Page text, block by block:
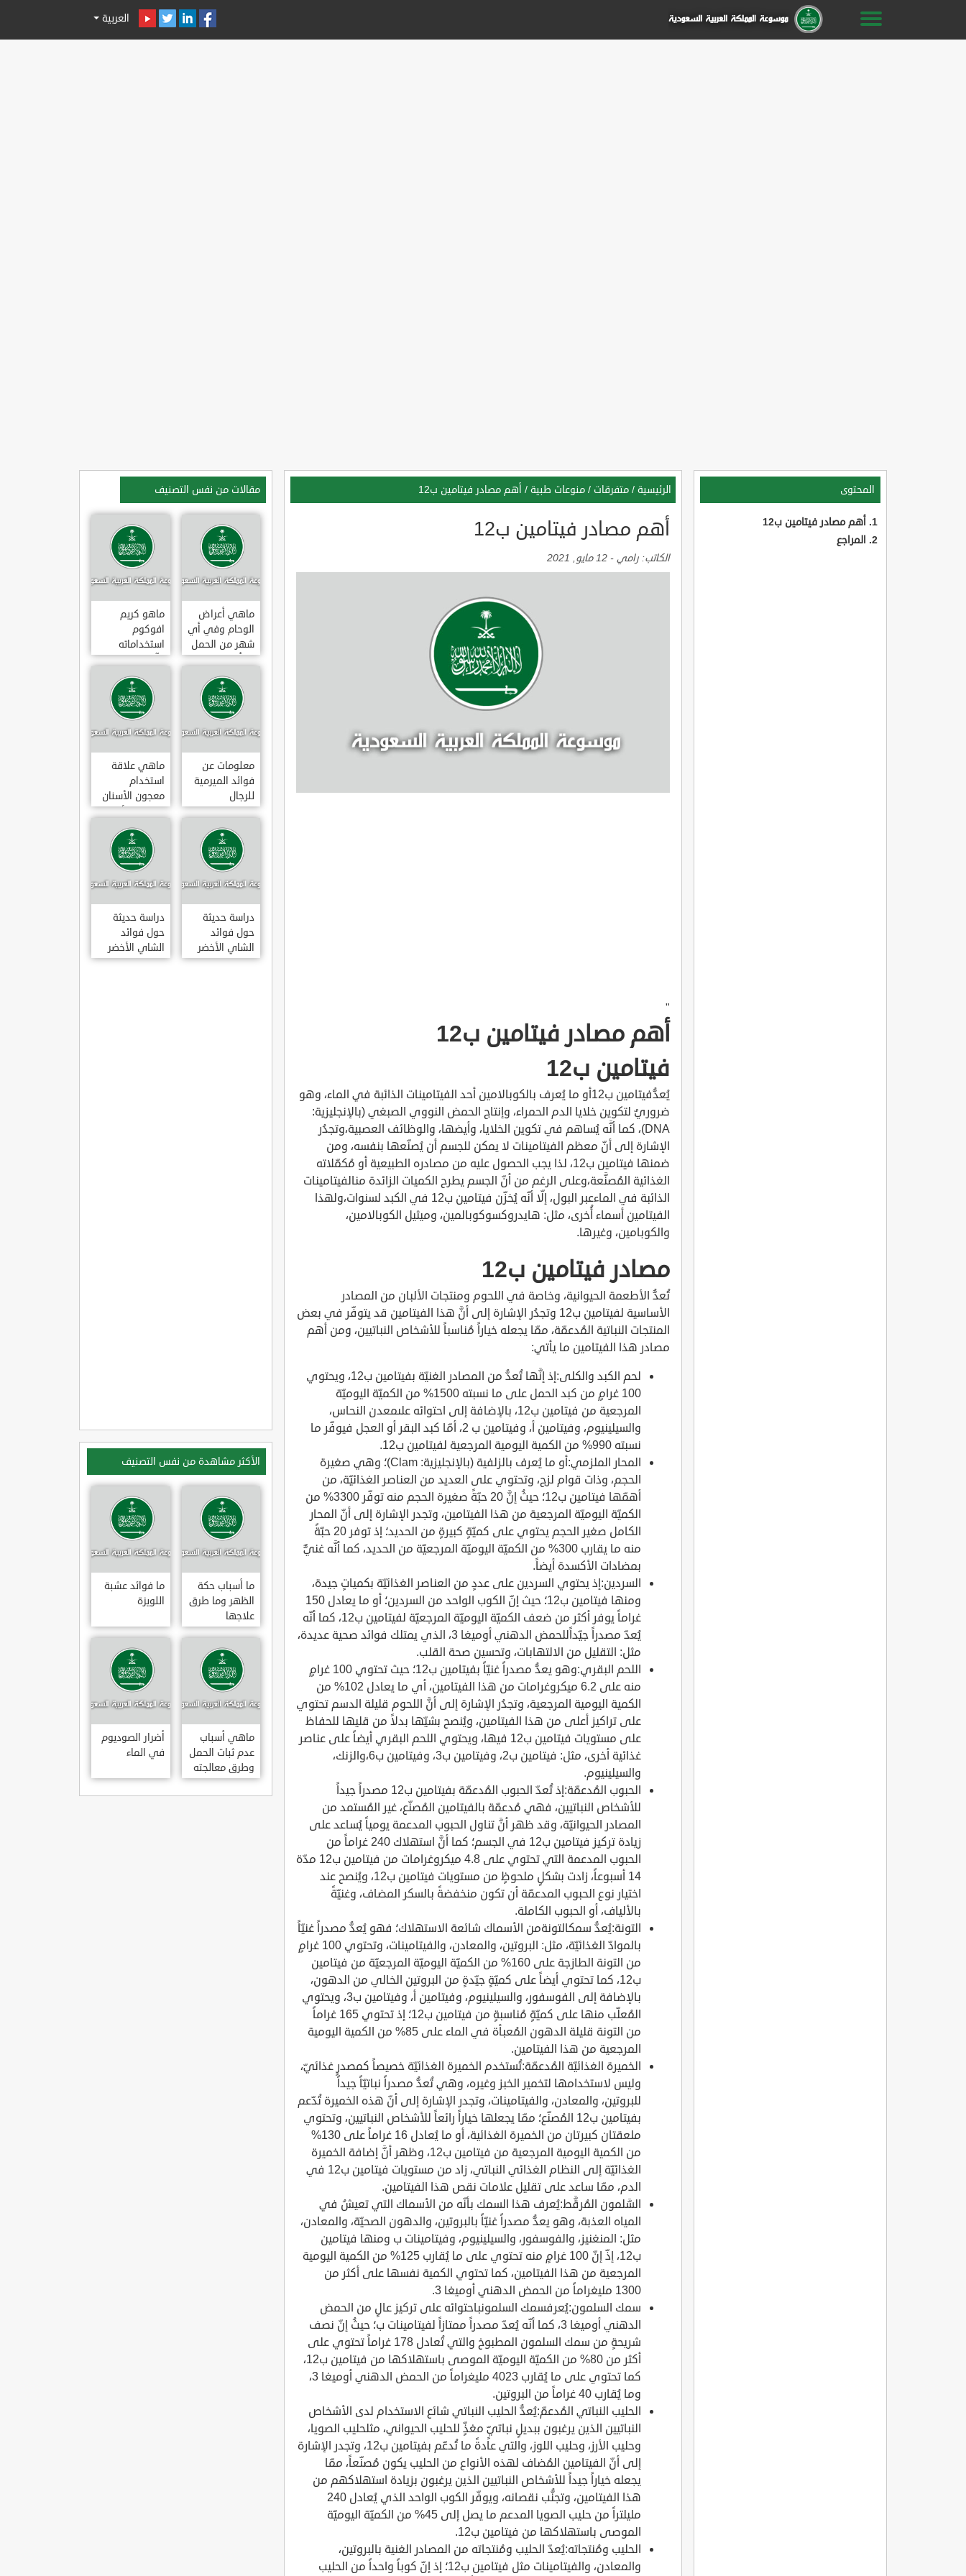
العربية
المحتوى
أهم مصادر فيتامين ب12
المراجع
الرئيسية / متفرقات / منوعات طبية / أهم مصادر فيتامين ب12
أهم مصادر فيتامين ب12
الكاتب: رامي - 12 مايو, 2021
"
أهم مصادر فيتامين ب12
فيتامين ب12
يُعدُّفيتامين ب12أو ما يُعرف بالكوبالامين أحد الفيتامينات الذائبة في الماء، وهو
ضروريٌ لتكوين خلايا الدم الحمراء، وإنتاج الحمض النووي الصبغي (بالإنجليزية:
DNA)، كما أنَّه يُساهم في تكوين الخلايا، وأيضها، والوظائف العصبية،وتجدُر
الإشارة إلى أنّ معظم الفيتامينات لا يمكن للجسم أن يُصنّعها بنفسه، ومن
ضمنها فيتامين ب12، لذا يجب الحصول عليه من مصادره الطبيعية أو مُكمّلاته
الغذائية المُصنَّعة،وعلى الرغم من أنّ الجسم يطرح الكميات الزائدة منالفيتامينات
الذائبة في الماءعبر البول، إلّا أنّه يُخزّن فيتامين ب12 في الكبد لسنوات،ولهذا
الفيتامين أسماء أُخرى، مثل: هايدروكسوكوبالمين، وميثيل الكوبالامين،
والكوبامين، وغيرها.
مصادر فيتامين ب12
تُعدُّ الأطعمة الحيوانية، وخاصة في اللحوم ومنتجات الألبان من المصادر
الأساسية لفيتامين ب12 وتجدُر الإشارة إلى أنَّ هذا الفيتامين قد يتوفّر في بعض
المنتجات النباتية المُدعمّة، ممّا يجعله خياراً مُناسباً للأشخاص النباتيين، ومن أهم
مصادر هذا الفيتامين ما يأتي:
لحم الكبد والكلى:إذ إنَّها تُعدُّ من المصادر الغنيّة بفيتامين ب12، ويحتوي
100 غرامٍ من كبد الحمل على ما نسبته 1500% من الكميّة اليوميّة
المرجعية من فيتامين ب12، بالإضافة إلى احتوائه علىمعدن النحاس،
والسيلينيوم، وفيتامين أ، وفيتامين ب 2، أمّا كبد البقر أو العجل فيوفّر ما
نسبته 990% من الكمية اليومية المرجعية لفيتامين ب12.
المحار الملزمي:أو ما يُعرف بالزلفية (بالإنجليزية: Clam)؛ وهي صغيرة
الحجم، وذات قوام لزج، وتحتوي على العديد من العناصر الغذائيّة، من
أهمّها فيتامين ب12؛ حيثُ إنَّ 20 حبّةً صغيرة الحجم منه توفّر 3300% من
الكميّة اليوميّة المرجعية من هذا الفيتامين، وتجدر الإشارة إلى أنّ المحار
الكامل صغير الحجم يحتوي على كميّةٍ كبيرةٍ من الحديد؛ إذ توفر 20 حبّةً
منه ما يقارب 300% من الكميّة اليوميّة المرجعيّة من الحديد، كما أنَّه غنيٌّ
بمضادات الأكسدة أيضاً.
السردين:إذ يحتوي السردين على عددٍ من العناصر الغذائيّة بكمياتٍ جيدة،
ومنها فيتامين ب12؛ حيث إنّ الكوب الواحد من السردين؛ أو ما يعادل 150
غراماً يوفر أكثر من ضعف الكميّة اليوميّة المرجعيّة لفيتامين ب12، كما أنّه
يُعدّ مصدراً جيّداًللحمض الدهني أوميغا 3، الذي يمتلك فوائد صحية عديدة،
مثل: التقليل من الالتهابات، وتحسين صحة القلب.
اللحم البقري:وهو يعدُّ مصدراً غنيّاً بفيتامين ب12؛ حيث تحتوي 100 غرامٍ
منه على 6.2 ميكروغرامات من هذا الفيتامين، أي ما يعادل 102% من
الكمية اليومية المرجعية، وتجدُر الإشارة إلى أنَّ اللحوم قليلة الدسم تحتوي
على تراكيز أعلى من هذا الفيتامين، ويُنصح بشيّها بدلاً من قليها للحفاظ
على مستويات فيتامين ب12 فيها، ويحتوي اللحم البقري أيضاً على عناصر
غذائية أخرى، مثل: فيتامين ب2، وفيتامين ب3، وفيتامين ب6،والزنك،
والسيلينيوم.
الحبوب المُدعمّة:إذ تُعدّ الحبوب المُدعمّة بفيتامين ب12 مصدراً جيداً
للأشخاص النباتيين، فهي مُدعمّة بالفيتامين المُصنّع، غير المُستمد من
المصادر الحيوانيّة، وقد ظهر أنَّ تناول الحبوب المدعمة يومياً يُساعد على
زيادة تركيز فيتامين ب12 في الجسم؛ كما أنَّ استهلاك 240 غراماً من
الحبوب المدعمة التي تحتوي على 4.8 ميكروغرامات من فيتامين ب12 مدّة
14 أسبوعاً، زادت بشكلٍ ملحوظٍ من مستويات فيتامين ب12، ويُنصح عند
اختيار نوع الحبوب المدعمّة أن تكون منخفضةً بالسكر المضاف، وغنيّةً
بالألياف، أو الحبوب الكاملة.
التونة:يُعدُّ سمكالتونةمن الأسماك شائعة الاستهلاك؛ فهو يُعدُّ مصدراً غنيّاً
بالموادّ الغذائيّة، مثل: البروتين، والمعادن، والفيتامينات، وتحتوي 100 غرامٍ
من التونة الطازجة على 160% من الكميّة اليوميّة المرجعيّة من فيتامين
ب12، كما تحتوي أيضاً على كميّةٍ جيّدةٍ من البروتين الخالي من الدهون،
بالإضافة إلى الفوسفور، والسيلينيوم، وفيتامين أ، وفيتامين ب3، ويحتوي
المُعلّب منها على كميّةٍ مُناسبةٍ من فيتامين ب12؛ إذ تحتوي 165 غراماً
من التونة قليلة الدهون المُعبأة في الماء على 85% من الكمية اليومية
المرجعية من هذا الفيتامين.
الخميرة الغذائيّة المُدعمّة:تُستخدم الخميرة الغذائيّة خصيصاً كمصدرٍ غذائيّ،
وليس لاستخدامها لتخمير الخبز وغيره، وهي تُعدُّ مصدراً نباتيّاً جيداً
للبروتين، والمعادن، والفيتامينات، وتجدر الإشارة إلى أنّ هذه الخميرة تُدّعم
بفيتامين ب12 المُصنّع؛ ممّا يجعلها خياراً رائعاً للأشخاص النباتيين، وتحتوي
ملعقتان كبيرتان من الخميرة الغذائية، أو ما يُعادل 16 غراماً على 130%
من الكمية اليومية المرجعية من فيتامين ب12، وظهر أنَّ إضافة الخميرة
الغذائيّة إلى النظام الغذائي النباتي، زاد من مستويات فيتامين ب12 في
الدم، ممّا ساعد على تقليل علامات نقص هذا الفيتامين.
السَّلمون المُرقَّط:يُعرف هذا السمك بأنّه من الأسماك التي تعيشُ في
المياه العذبة، وهو يعدُّ مصدراً غنيّاً بالبروتين، والدهون الصحيّة، والمعادن،
مثل: المنغنيز، والفوسفور، والسيلينيوم، وفيتامينات ب ومنها فيتامين
ب12، إذّ إنّ 100 غرامٍ منه تحتوي على ما يُقارب 125% من الكمية اليومية
المرجعية من هذا الفيتامين، كما تحتوي الكمية نفسها على أكثر من
1300 مليغراماً من الحمض الدهني أوميغا 3.
سمك السلمون:يُعرفسمك السلمونباحتوائه على تركيز عالٍ من الحمض
الدهني أوميغا 3، كما أنّه يُعدّ مصدراً ممتازاً لفيتامينات ب؛ حيثُ إنّ نصف
شريحةٍ من سمك السلمون المطبوخ والتي تُعادل 178 غراماً تحتوي على
أكثر من 80% من الكميّة اليوميّة الموصى باستهلاكها من فيتامين ب12،
كما تحتوي على ما يُقارب 4023 مليغراماً من الحمض الدهني أوميغا 3،
وما يُقارب 40 غراماً من البروتين.
الحليب النباتي المُدعمّ:يُعدُّ الحليب النباتي شائع الاستخدام لدى الأشخاص
النباتيين الذين يرغبون ببديلٍ نباتيٍّ مغذٍّ للحليب الحيواني، مثلحليب الصويا،
وحليب الأرز، وحليب اللوز، والتي عادةً ما تُدعّم بفيتامين ب12، وتجدر الإشارة
إلى أنّ الفيتامين المُضاف لهذه الأنواع من الحليب يكون مُصنّعاً، ممّا
يجعله خياراً جيداً للأشخاص النباتيين الذين يرغبون بزيادة استهلاكهم من
هذا الفيتامين، وتجنُّب نقصانه، ويوفّر الكوب الواحد الذي يُعادل 240
مليلتراً من حليب الصويا المدعم ما يصل إلى 45% من الكميّة اليوميّة
الموصى باستهلاكها من فيتامين ب12.
الحليب ومُنتجاته:يُعدّ الحليب ومُنتجاته من المصادر الغنية بالبروتين،
والمعادن، والفيتامينات مثل فيتامين ب12؛ إذ إنّ كوباً واحداً من الحليب
مقالات من نفس التصنيف
ماهي أعراض
الوحام وفي أي
شهر من الحمل
يبدأ
ماهو كريم
افوكوم
استخداماته
وآثاره الجانبية
معلومات عن
فوائد الميرمية
للرجال
ماهي علاقة
استخدام
معجون الأسنان
بالتهاب الأمعاء
دراسة حديثة
حول فوائد
الشاي الأخضر
دراسة حديثة
حول فوائد
الشاي الأخضر
لعلاج التهاب
الأكثر مشاهدة من نفس التصنيف
ما أسباب حكة
الظهر وما طرق
علاجها
ما فوائد عشبة
اللويزة
ماهي أسباب
عدم ثبات الحمل
وطرق معالجته
أضرار الصوديوم
في الماء